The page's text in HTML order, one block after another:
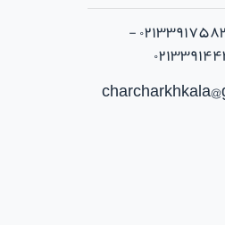
تلفن : ۰۲۱۳۳۹۱۷۵۸۳ -